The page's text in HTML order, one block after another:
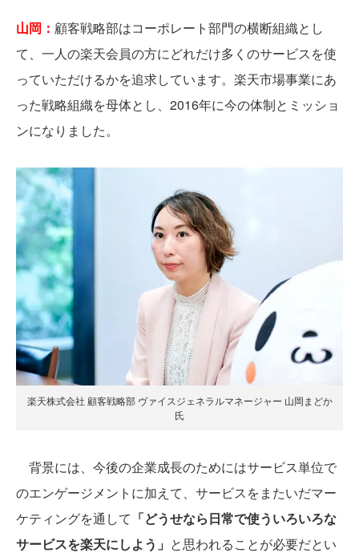
山岡： 顧客戦略部はコーポレート部門の横断組織とし
て、一人の楽天会員の方にどれだけ多くのサービスを使
っていただけるかを追求しています。楽天市場事業にあ
った戦略組織を母体とし、2016年に今の体制とミッショ
ンになりました。
楽天株式会社 顧客戦略部 ヴァイスジェネラルマネージャー 山岡まどか
氏
背景には、今後の企業成長のためにはサービス単位で
のエンゲージメントに加えて、サービスをまたいだマー
ケティングを通して 「どうせなら日常で使ういろいろな
サービスを楽天にしよう」 と思われることが必要だとい